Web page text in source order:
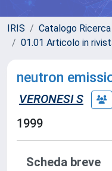
IRIS Catalogo Ricerca
01.01 Articolo in
neutron
VERONESI S
1999
Scheda breve